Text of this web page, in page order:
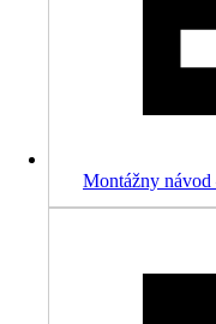
Montážny